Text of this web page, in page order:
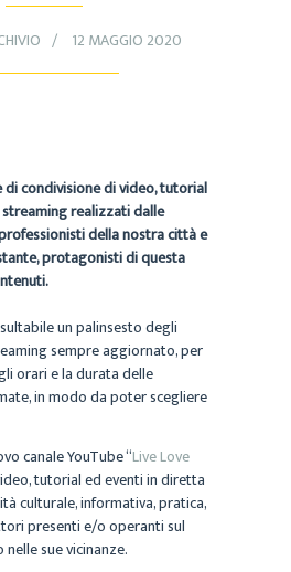
12 MAGGIO 2020
condivisione di video, tutorial
realizzati dalle
della nostra città e
protagonisti di questa
un palinsesto degli
sempre aggiornato, per
orari e la durata delle
in modo da poter scegliere
canale YouTube “Live Love
tutorial ed eventi in diretta
culturale, informativa, pratica,
presenti e/o operanti sul
sue vicinanze.